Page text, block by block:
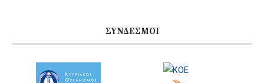
ΣΎΝΔΕΣΜΟΙ